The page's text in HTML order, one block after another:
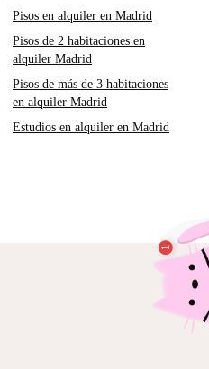
Pisos en alquiler en Madrid
Pisos de 2 habitaciones en
alquiler Madrid
Pisos de más de 3 habitaciones
en alquiler Madrid
Estudios en alquiler en Madrid